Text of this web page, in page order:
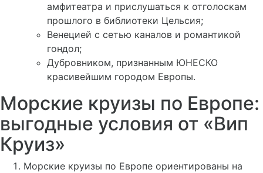
амфитеатра и прислушаться к отголоскам
прошлого в библиотеки Цельсия;
Венецией с сетью каналов и романтикой
гондол;
Дубровником, признанным ЮНЕСКО
красивейшим городом Европы.
Морские круизы по Европе:
выгодные условия от «Вип
Круиз»
Морские круизы по Европе ориентированы на